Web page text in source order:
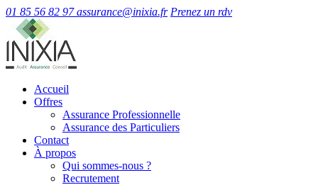
01 85 56 82 97 assurance@inixia.fr Prenez un rdv
Accueil
Offres
Assurance Professionnelle
Assurance des Particuliers
Contact
À propos
Qui sommes-nous ?
Recrutement